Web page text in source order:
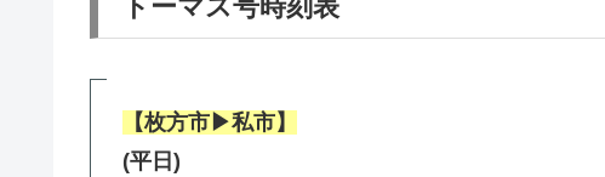
トーマス号時刻表
【枚方市▶︎私市】
(平日)